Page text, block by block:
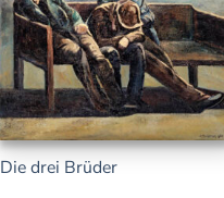
Die drei Brüder